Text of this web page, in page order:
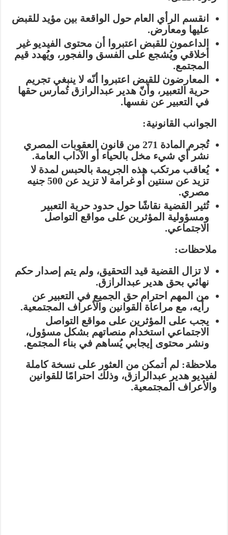
انقسم الرأي العام حول الواقعة بين مؤيد للقبض
عليها ومعارض.
الداعمون للقبض اعتبروا أن محتوى الفيديو غير
أخلاقي ويُشجع على الفسق والفجور، ويُهدد قيم
المجتمع.
المعارضون للقبض اعتبروا أنّه لا ينبغي تجريم
حرية التعبير، وأنّ هدير عبدالرازق تُمارس حقها
في التعبير عن نفسها.
الجوانب القانونية:
تُجرم المادة 271 من قانون العقوبات المصري
نشر أي شيء مخل بالحياء أو الآداب العامة.
يُعاقب مرتكب هذه الجريمة بالحبس لمدة لا
تزيد عن سنتين أو غرامة لا تزيد عن 500 جنيه
مصري.
تُثير القضية نقاشًا حول حدود حرية التعبير
ومسؤولية المؤثرين على مواقع التواصل
الاجتماعي.
ملاحظات:
لا تزال القضية قيد التحقيق، ولم يتم إصدار حكم
نهائي بحق هدير عبدالرازق.
من المهم احترام حق الجميع في التعبير عن
رأيه، مع مراعاة القوانين والأعراف المجتمعية.
يجب على المؤثرين على مواقع التواصل
الاجتماعي استخدام منصاتهم بشكل مسؤول،
ونشر محتوى إيجابي يُساهم في بناء المجتمع.
ملاحظة: لم أتمكن من العثور على نسخة كاملة
لفيديو هدير عبدالرازق، وذلك احترامًا للقوانين
والأعراف المجتمعية.